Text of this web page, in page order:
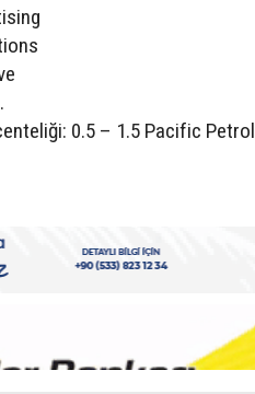
0.5 – 1.5 Pacific Petrol